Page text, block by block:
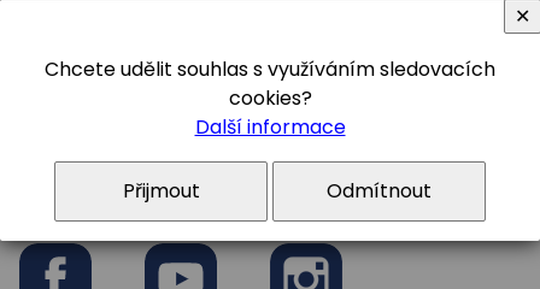
Sledujte nás
#gymceska
Chcete udělit souhlas s využíváním sledovacích
cookies?
Další informace
Přijmout Odmítnout
✕